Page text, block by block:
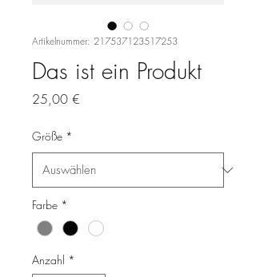
Artikelnummer: 217537123517253
Das ist ein Produkt
25,00 €
Größe *
Farbe *
Anzahl *